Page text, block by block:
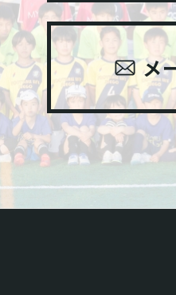
メ